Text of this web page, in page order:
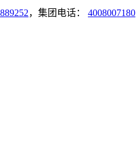
，集团电话： 4008007180